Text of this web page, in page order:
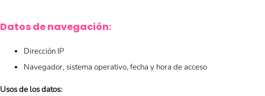
Datos de navegación:
Dirección IP
Navegador, sistema operativo, fecha y hora de acceso
Usos de los datos: